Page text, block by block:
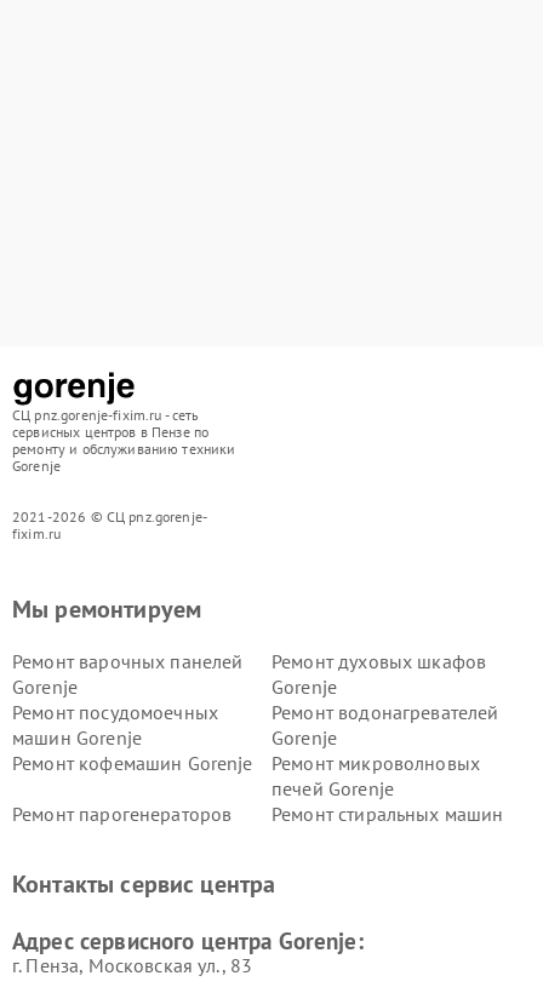
СЦ pnz.gorenje-fixim.ru - сеть
сервисных центров в Пензе по
ремонту и обслуживанию техники
Gorenje
2021-2026 © СЦ pnz.gorenje-
fixim.ru
Мы ремонтируем
Ремонт варочных панелей
Gorenje
Ремонт духовых шкафов
Gorenje
Ремонт посудомоечных
машин Gorenje
Ремонт водонагревателей
Gorenje
Ремонт кофемашин Gorenje
Ремонт микроволновых
печей Gorenje
Ремонт парогенераторов
Ремонт стиральных машин
Контакты сервис центра
Адрес сервисного центра Gorenje:
г. Пенза, Московская ул., 83